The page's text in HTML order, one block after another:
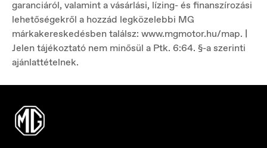
garanciáról, valamint a vásárlási, lízing- és finanszírozási
lehetőségekről a hozzád legközelebbi MG
márkakereskedésben találsz: www.mgmotor.hu/map. |
Jelen tájékoztató nem minősül a Ptk. 6:64. §-a szerinti
ajánlattételnek.